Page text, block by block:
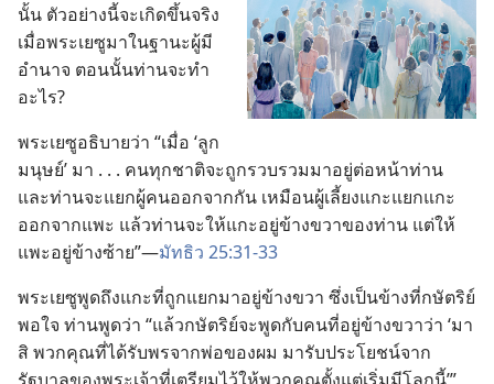
นั้น ตัว​อย่าง​นี้​จะ​เกิด​ขึ้น​จริง​
เมื่อ​พระ​เยซู​มา​ใน​ฐานะ​ผู้​มี​
อำนาจ ตอน​นั้น​ท่าน​จะ​ทำ​
อะไร?
พระ​เยซู​อธิบาย​ว่า “เมื่อ ‘ลูก​
มนุษย์’ มา . . . คน​ทุก​ชาติ​จะ​ถูก​รวบ​รวม​มา​อยู่​ต่อ​หน้า​ท่าน
และ​ท่าน​จะ​แยก​ผู้​คน​ออก​จาก​กัน เหมือน​ผู้​เลี้ยง​แกะ​แยก​แกะ​
ออก​จาก​แพะ แล้ว​ท่าน​จะ​ให้​แกะ​อยู่​ข้าง​ขวา​ของ​ท่าน แต่​ให้​
แพะ​อยู่​ข้าง​ซ้าย”—มัทธิว 25:31-33
พระ​เยซู​พูด​ถึง​แกะ​ที่​ถูก​แยก​มา​อยู่​ข้าง​ขวา ซึ่ง​เป็น​ข้าง​ที่​กษัตริย์​
พอ​ใจ ท่าน​พูด​ว่า “แล้ว​กษัตริย์​จะ​พูด​กับ​คน​ที่​อยู่​ข้าง​ขวา​ว่า ‘มา​
สิ พวก​คุณ​ที่​ได้​รับ​พร​จาก​พ่อ​ของ​ผม มา​รับ​ประโยชน์​จาก​